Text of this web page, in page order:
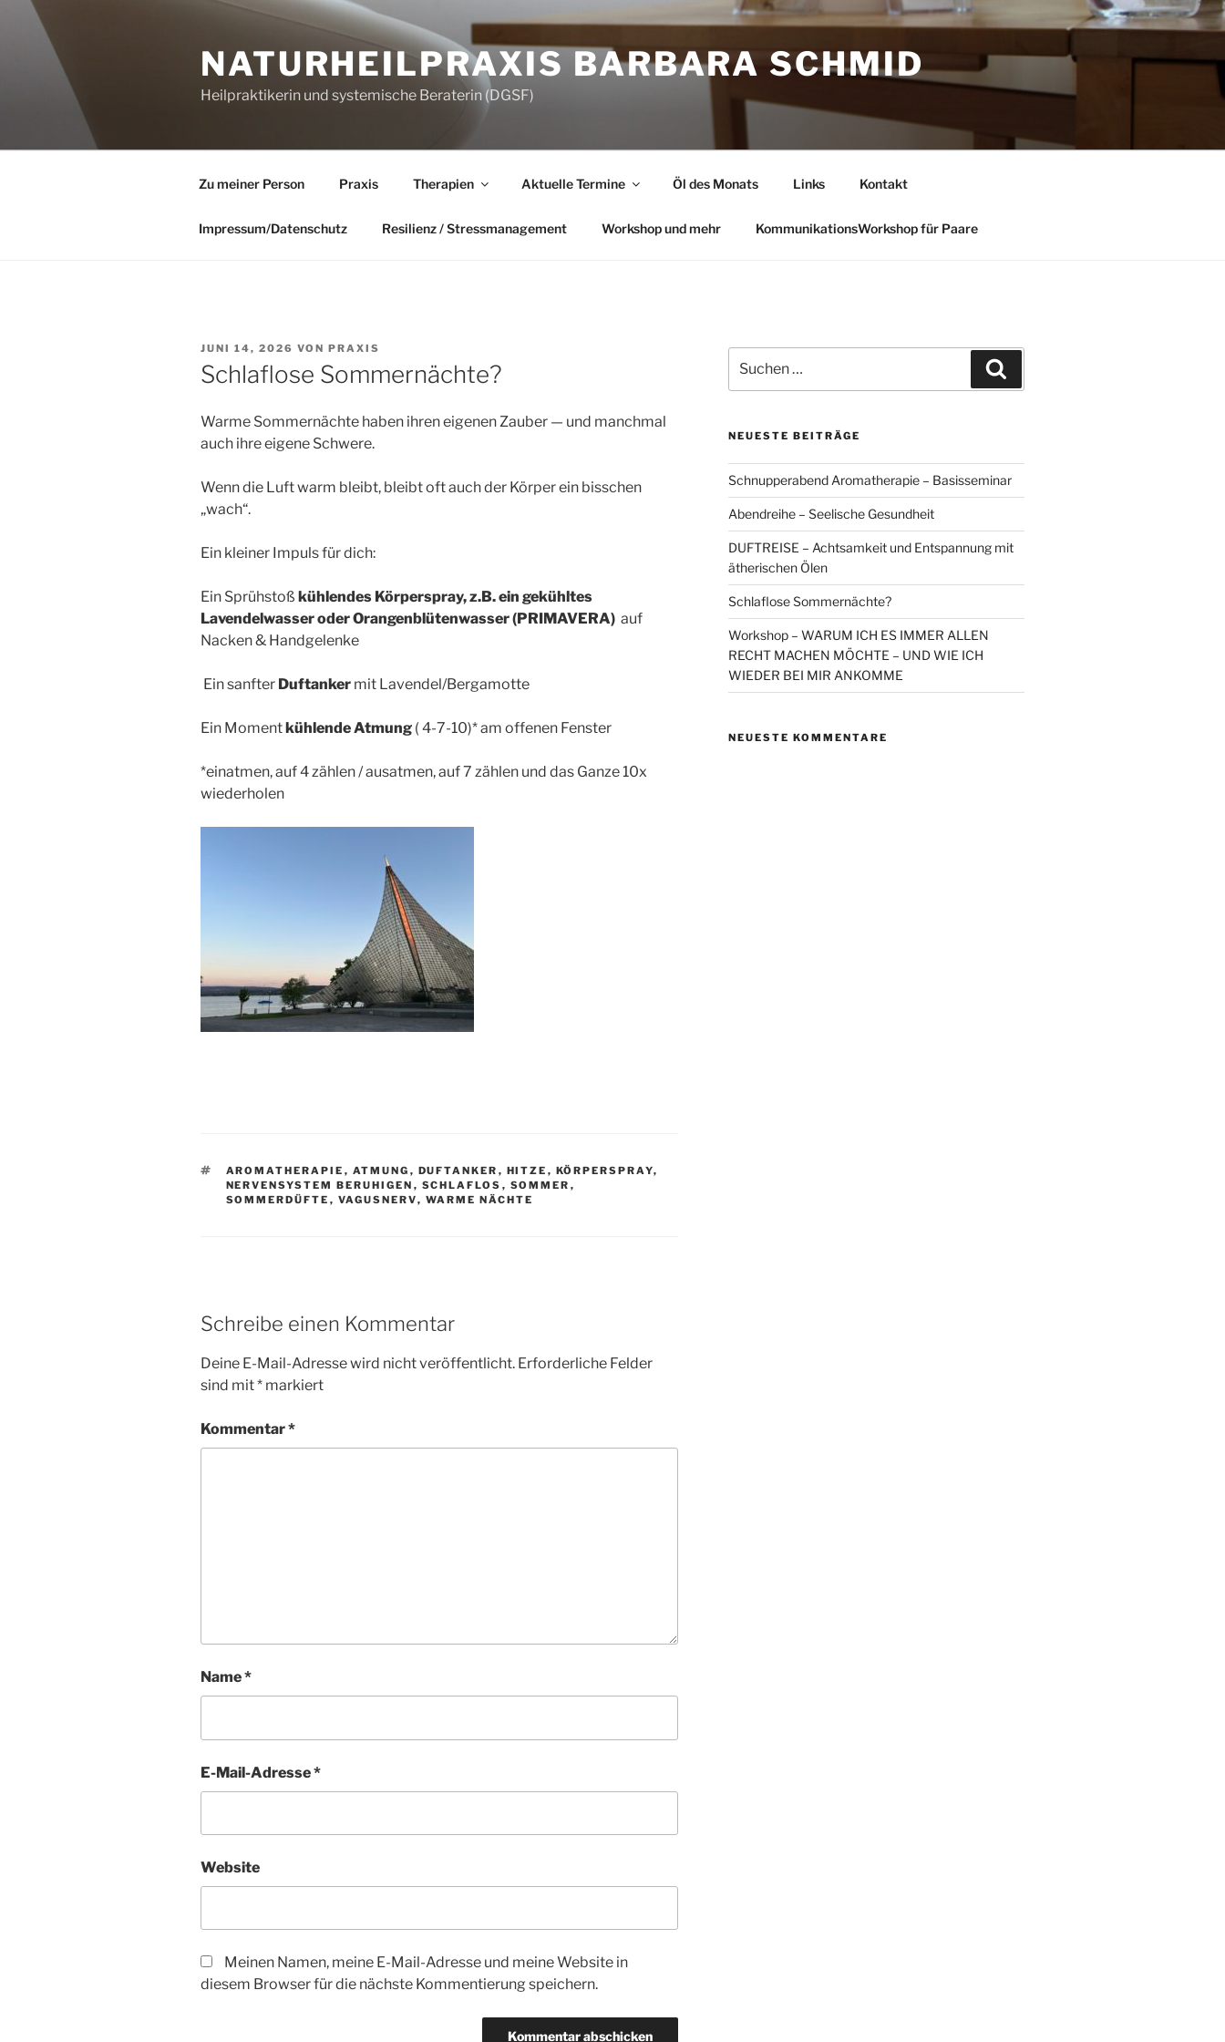
springen
NATURHEILPRAXIS BARBARA SCHMID
Heilpraktikerin und systemische Beraterin (DGSF)
Zu meiner Person Praxis Therapien Aktuelle Termine Öl des Monats Links Kontakt
Impressum/Datenschutz Resilienz / Stressmanagement Workshop und mehr KommunikationsWorkshop für Paare
VERÖFFENTLICHT
AM
JUNI 14, 2026 VON PRAXIS
Schlaflose Sommernächte?
Warme Sommernächte haben ihren eigenen Zauber — und manchmal
auch ihre eigene Schwere.
Wenn die Luft warm bleibt, bleibt oft auch der Körper ein bisschen
„wach“.
Ein kleiner Impuls für dich:
Ein Sprühstoß kühlendes Körperspray, z.B. ein gekühltes
Lavendelwasser oder Orangenblütenwasser (PRIMAVERA) auf
Nacken & Handgelenke
Ein sanfter Duftanker mit Lavendel/Bergamotte
Ein Moment kühlende Atmung ( 4-7-10)* am offenen Fenster
*einatmen, auf 4 zählen / ausatmen, auf 7 zählen und das Ganze 10x
wiederholen
SCHLAGWÖRTER
AROMATHERAPIE , ATMUNG , DUFTANKER , HITZE , KÖRPERSPRAY,
NERVENSYSTEM BERUHIGEN , SCHLAFLOS , SOMMER ,
SOMMERDÜFTE , VAGUSNERV, WARME NÄCHTE
Schreibe einen Kommentar
Deine E-Mail-Adresse wird nicht veröffentlicht. Erforderliche Felder
sind mit* markiert
Kommentar*
Name*
E-Mail-Adresse*
Website
Meinen Namen, meine E-Mail-Adresse und meine Website in
diesem Browser für die nächste Kommentierung speichern.
nach:
NEUESTE BEITRÄGE
Schnupperabend Aromatherapie – Basisseminar
Abendreihe – Seelische Gesundheit
DUFTREISE – Achtsamkeit und Entspannung mit
ätherischen Ölen
Schlaflose Sommernächte?
Workshop – WARUM ICH ES IMMER ALLEN
RECHT MACHEN MÖCHTE – UND WIE ICH
WIEDER BEI MIR ANKOMME
NEUESTE KOMMENTARE